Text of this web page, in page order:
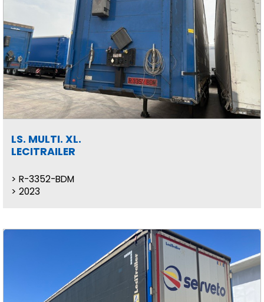
LS. MULTI. XL.
LECITRAILER
R-3352-BDM
2023